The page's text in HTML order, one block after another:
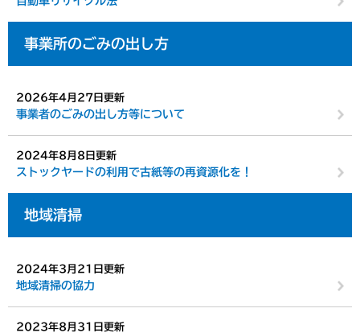
事業所のごみの出し方
2026年4月27日更新
事業者のごみの出し方等について
2024年8月8日更新
ストックヤードの利用で古紙等の再資源化を！
地域清掃
2024年3月21日更新
地域清掃の協力
2023年8月31日更新